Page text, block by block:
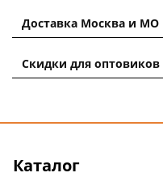
Доставка Москва и МО
Скидки для оптовиков
Каталог